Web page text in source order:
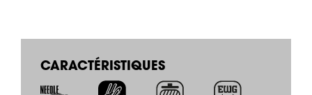
CARACTÉRISTIQUES